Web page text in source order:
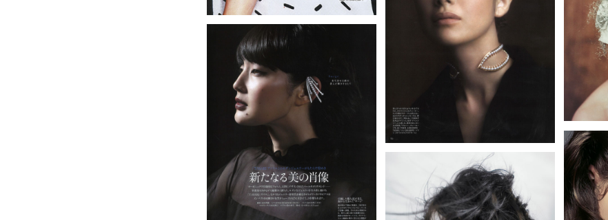
X-girl Sports / BEAMS / Spick and Span etc.
＜Artist＞
森星 / 桐谷美玲 / 河北麻友子 / Chara / 長谷川京子 / 三吉彩花 / 中条あやみ /
大政絢 / 知花くらら / 滝沢カレン / 新木優子 / 小島聖 / 真木よう子 / 水原希子 /
菊地凛子 / 板谷由夏 / 杏 / 仲里依紗 / 橋本愛 / 能年玲奈 / 早見あかり / 太田莉菜 /
夏帆 / 前田敦子 / 板野友美 / 松井玲奈 / おのののか / ローラ / 鈴木えみ / 南明奈 /
森泉 / ヨンア / 中村アン / 生方ななえ / 今宿麻美 / 高橋マリ子/ LIZA / MEG /
伊勢谷友介 / 大杉蓮 / 成宮寛貴 / 倖田來未 / hitomi / Kalafina / FLOWER /
MONKEY MAJIK / GRIMES / 東京パフォーマンスドール etc.
＜Movie＞
スキヤキ・ウエスタンジャンゴ(2007) / あしたのジョー(2011) / ゴーストライター・ホテル(2011) /
セイジ 陸の魚(2012) / 外事警察 その男に騙されるな(2012 真木よう子分)